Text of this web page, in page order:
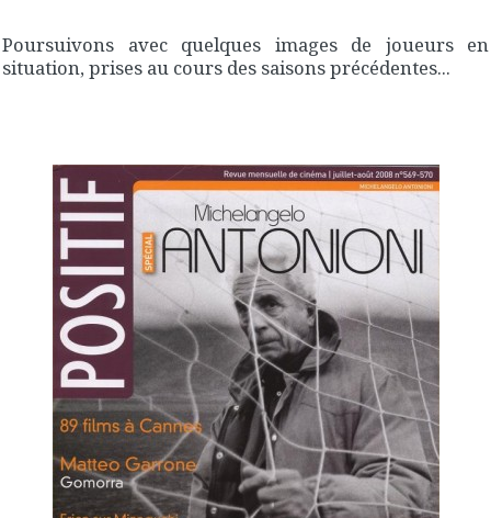
Poursuivons avec quelques images de joueurs en
situation, prises au cours des saisons précédentes...